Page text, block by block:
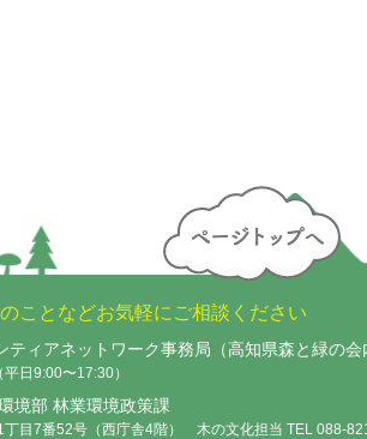
ことなどお気軽にご相談ください
ティアネットワーク事務局（高知県森と緑の会
日9:00〜17:30）
境部 林業環境政策課
丁目7番52号（西庁舎4階） 木の文化担当 TEL 088-